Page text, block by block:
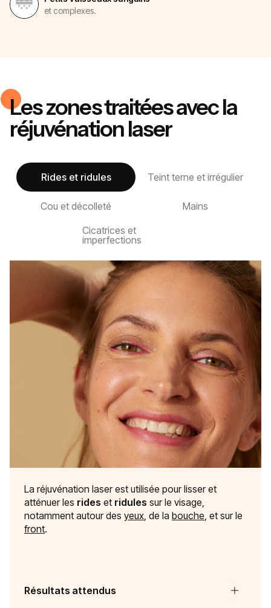
et complexes.
Les zones traitées avec la
réjuvénation laser
Rides et ridules Teint terne et irrégulier
Cou et décolleté
Mains
Cicatrices et
imperfections
La réjuvénation laser est utilisée pour lisser et
atténuer les rides et ridules sur le visage,
notamment autour des yeux, de la bouche, et sur le
front.
Résultats attendus